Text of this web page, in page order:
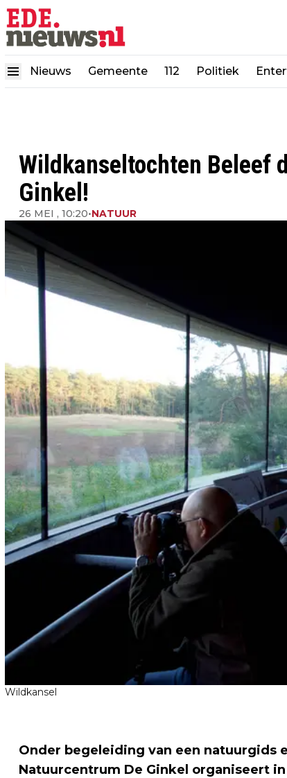
Nieuws Gemeente 112 Politiek
Wildkanseltochten Beleef
Ginkel!
26 MEI , 10:20•NATUUR
Wildkansel
Onder begeleiding van een natuurgids
Natuurcentrum De Ginkel organiseert